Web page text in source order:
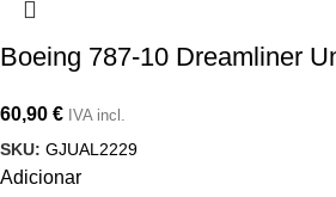
Boeing 787-10 Dreamliner
60,90 € IVA incl.
SKU: GJUAL2229
Adicionar